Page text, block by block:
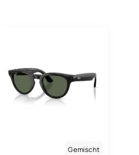
Gemischt